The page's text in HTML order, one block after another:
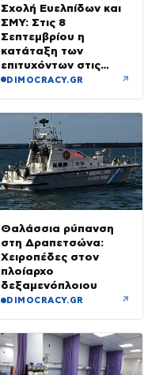
Σχολή Ευελπίδων και
ΣΜΥ: Στις 8
Σεπτεμβρίου η
κατάταξη των
επιτυχόντων στις
Στρατιωτικές Σχολές
DIMOCRACY.GR ↗
Θαλάσσια ρύπανση
στη Δραπετσώνα:
Χειροπέδες στον
πλοίαρχο
δεξαμενόπλοιου
DIMOCRACY.GR ↗